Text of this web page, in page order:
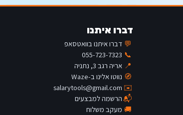
דברו איתנו
💬 דברו איתנו בוואטסאפ
📞
055-723-7323
📍 אריה רגב 3, נתניה
🧭 נווטו אלינו ב-Waze
✉️
salarytools@gmail.com
📬הרשמה למבצעים
🚚 מעקב משלוח